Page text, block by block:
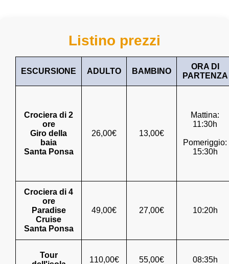
Listino prezzi
ESCURSIONE ADULTO BAMBINO
ORA DI
PARTENZA
Crociera di 2
ore
Giro della
baia
Santa Ponsa
26,00€ 13,00€
Mattina:
11:30h
Pomeriggio:
15:30h
Crociera di 4
ore
Paradise
Cruise
Santa Ponsa
49,00€ 27,00€ 10:20h
Tour
110,00€ 55,00€ 08:35h